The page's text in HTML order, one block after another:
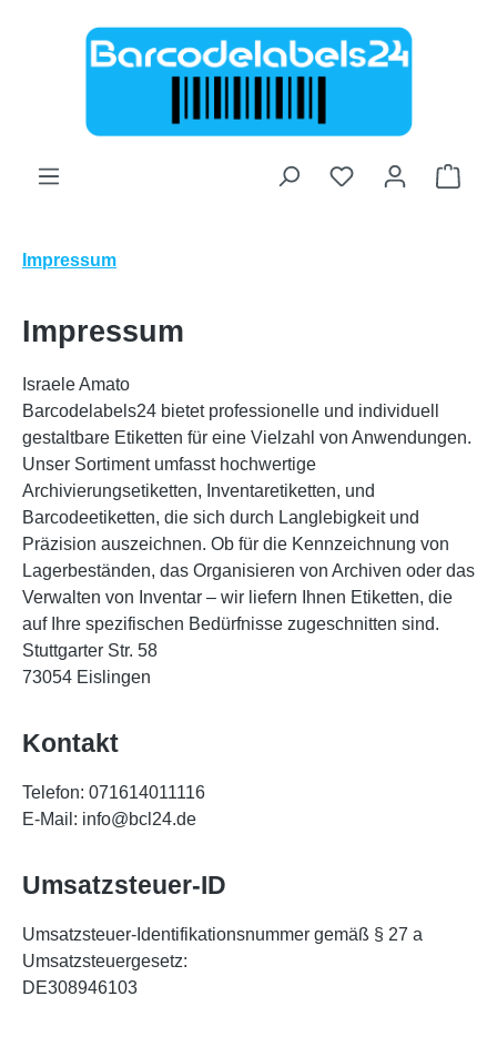
Zum Hauptinhalt springen
Impressum
Impressum
Israele Amato
Barcodelabels24 bietet professionelle und individuell
gestaltbare Etiketten für eine Vielzahl von Anwendungen.
Unser Sortiment umfasst hochwertige
Archivierungsetiketten, Inventaretiketten, und
Barcodeetiketten, die sich durch Langlebigkeit und
Präzision auszeichnen. Ob für die Kennzeichnung von
Lagerbeständen, das Organisieren von Archiven oder das
Verwalten von Inventar – wir liefern Ihnen Etiketten, die
auf Ihre spezifischen Bedürfnisse zugeschnitten sind.
Stuttgarter Str. 58
73054 Eislingen
Kontakt
Telefon: 071614011116
E-Mail: info@bcl24.de
Umsatzsteuer-ID
Umsatzsteuer-Identifikationsnummer gemäß § 27 a
Umsatzsteuergesetz:
DE308946103